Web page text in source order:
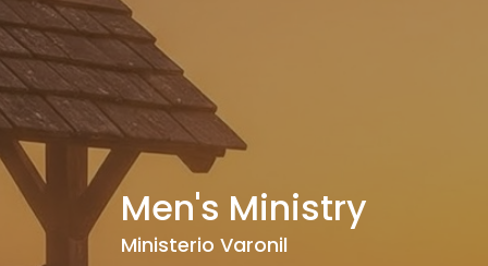
Men's Ministry
Ministerio Varonil